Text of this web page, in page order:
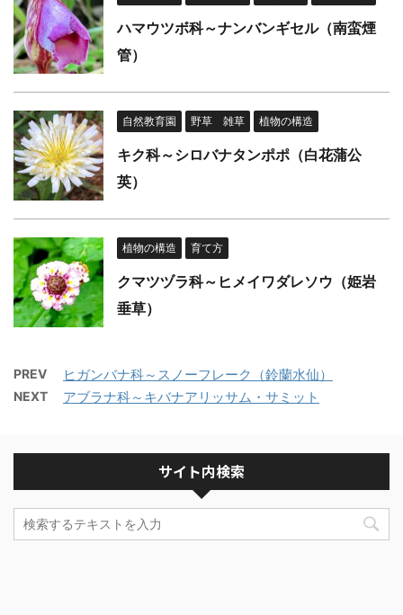
ハマウツボ科～ナンバンギセル（南蛮煙
管）
自然教育園 野草 雑草 植物の構造
キク科～シロバナタンポポ（白花蒲公
英）
植物の構造 育て方
クマツヅラ科～ヒメイワダレソウ（姫岩
垂草）
PREV ヒガンバナ科～スノーフレーク（鈴蘭水仙）
NEXT アブラナ科～キバナアリッサム・サミット
サイト内検索